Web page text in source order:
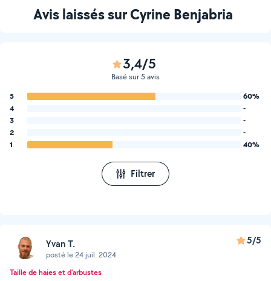
Avis laissés sur Cyrine Benjabria
3,4/5
Basé sur 5 avis
5
60%
4
-
3
-
2
-
1
40%
Filtrer
Yvan T.
posté le 24 juil. 2024
5/5
Taille de haies et d'arbustes